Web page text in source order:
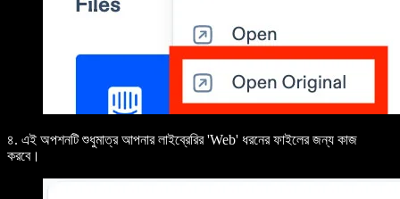
৪. এই অপশনটি শুধুমাত্র আপনার লাইব্রেরির 'Web' ধরনের ফাইলের জন্য কাজ
করবে।